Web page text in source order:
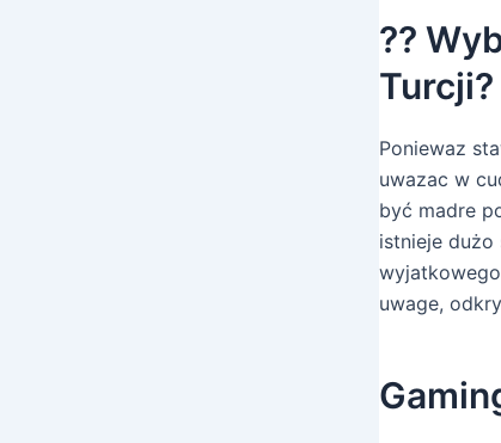
??
Turcji?
Poniewaz
uwazac w
być madre
istnieje
uwage,